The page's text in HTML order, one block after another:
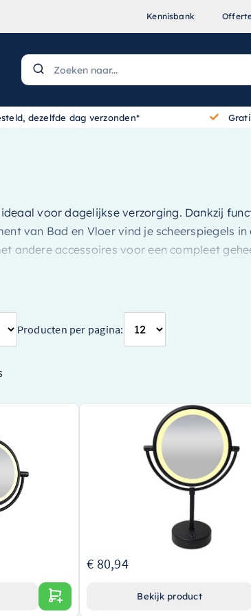
Kennisbank
dezelfde dag verzonden*
voor dagelijkse verzorging. Dankzij
van Bad en Vloer vind je scheerspiegels
andere accessoires voor een compleet
Producten per pagina:
aan uw
perfecte
Wiesbaden Scheerspiegel Wiesbaden
LED Verlichting Ø20cm Staand 5x
Mat Zwart – 38.4145
Stijlvolle en praktische scheerspiegel voor
verfijnde badkamerervaring
Uitgerust met LED-verlichting voor het
van zichtbaarheid en precisie
5x vergrotingsvermogen voor
€ 80,94
Bekijk product